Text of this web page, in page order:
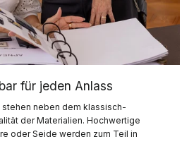
für jeden Anlass
neben dem klassisch-
der Materialien. Hochwertige
oder Seide werden zum Teil in